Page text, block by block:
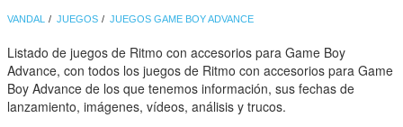
VANDAL JUEGOS JUEGOS GAME BOY ADVANCE
Listado de juegos de Ritmo con accesorios para Game Boy
Advance, con todos los juegos de Ritmo con accesorios para Game
Boy Advance de los que tenemos información, sus fechas de
lanzamiento, imágenes, vídeos, análisis y trucos.